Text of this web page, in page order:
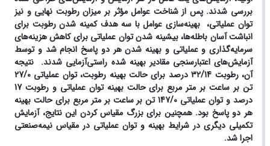
بررسی شدند. پس از شناخت عوامل مؤثر بر میزان رطوبت نهایی و نیز
توان عملیاتی، بهینه‌سازی عوامل با سه هدف کمینه شدن رطوبت برای
انباشت آسان باطله‌ها، بیشینه شدن توان عملیاتی برای کاهش هزینه‌های
سرمایه‌گذاری و عملیاتی و بهینه شدن هر دو پاسخ انجام شد و توسط
آزمایش‌های اعتبارسنجی مقادیر بهینه شده راستی‌آزمایی شدند. نتیجه
آن، رطوبت 32/14 درصد برای حالت بهینه رطوبت، توان عملیاتی 27/0
تن بر ساعت بر متر مربع برای حالت بهینه توان عملیاتی و رطوبت 17
درصد و توان عملیاتی 147/0 تن بر ساعت بر متر مربع برای حالت بهینه
هر دو پاسخ بود. همچنین برای بزرگ مقیاس کردن این نتایج، آزمایش
تکمیلی دیگری در شرایط بهینه و توان عملیاتی در مقیاس نیمه‌صنعتی
اجرا شد.